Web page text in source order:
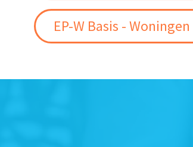
EP-W Basis - Woningen